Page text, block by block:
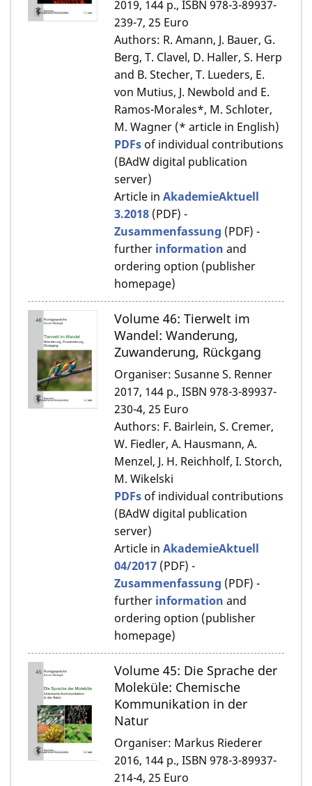
2019, 144 p., ISBN 978-3-89937-
239-7, 25 Euro
Authors: R. Amann, J. Bauer, G.
Berg, T. Clavel, D. Haller, S. Herp
and B. Stecher, T. Lueders, E.
von Mutius, J. Newbold and E.
Ramos-Morales*, M. Schloter,
M. Wagner (* article in English)
PDFs of individual contributions
(BAdW digital publication
server)
Article in AkademieAktuell
3.2018 (PDF) -
Zusammenfassung (PDF) -
further information and
ordering option (publisher
homepage)
Volume 46: Tierwelt im
Wandel: Wanderung,
Zuwanderung, Rückgang
Organiser: Susanne S. Renner
2017, 144 p., ISBN 978-3-89937-
230-4, 25 Euro
Authors: F. Bairlein, S. Cremer,
W. Fiedler, A. Hausmann, A.
Menzel, J. H. Reichholf, I. Storch,
M. Wikelski
PDFs of individual contributions
(BAdW digital publication
server)
Article in AkademieAktuell
04/2017 (PDF) -
Zusammenfassung (PDF) -
further information and
ordering option (publisher
homepage)
Volume 45: Die Sprache der
Moleküle: Chemische
Kommunikation in der
Natur
Organiser: Markus Riederer
2016, 144 p., ISBN 978-3-89937-
214-4, 25 Euro